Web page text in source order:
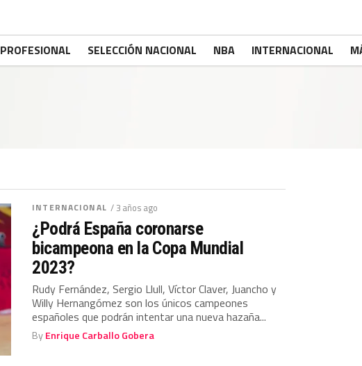
PROFESIONAL SELECCIÓN NACIONAL NBA INTERNACIONAL
INTERNACIONAL / 3 años ago
¿Podrá España coronarse
bicampeona en la Copa Mundial
2023?
Rudy Fernández, Sergio Llull, Víctor Claver, Juancho y
Willy Hernangómez son los únicos campeones
españoles que podrán intentar una nueva hazaña...
ByEnrique Carballo Gobera